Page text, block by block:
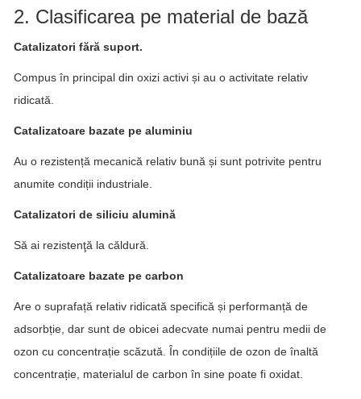
2. Clasificarea pe material de bază
Catalizatori fără suport.
Compus în principal din oxizi activi și au o activitate relativ
ridicată.
Catalizatoare bazate pe aluminiu
Au o rezistență mecanică relativ bună și sunt potrivite pentru
anumite condiții industriale.
Catalizatori de siliciu alumină
Să ai rezistenţă la căldură.
Catalizatoare bazate pe carbon
Are o suprafață relativ ridicată specifică și performanță de
adsorbție, dar sunt de obicei adecvate numai pentru medii de
ozon cu concentrație scăzută. În condițiile de ozon de înaltă
concentrație, materialul de carbon în sine poate fi oxidat.